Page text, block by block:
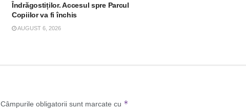
Îndrăgostiților. Accesul spre Parcul
Copiilor va fi închis
AUGUST 6, 2026
Câmpurile obligatorii sunt marcate cu *